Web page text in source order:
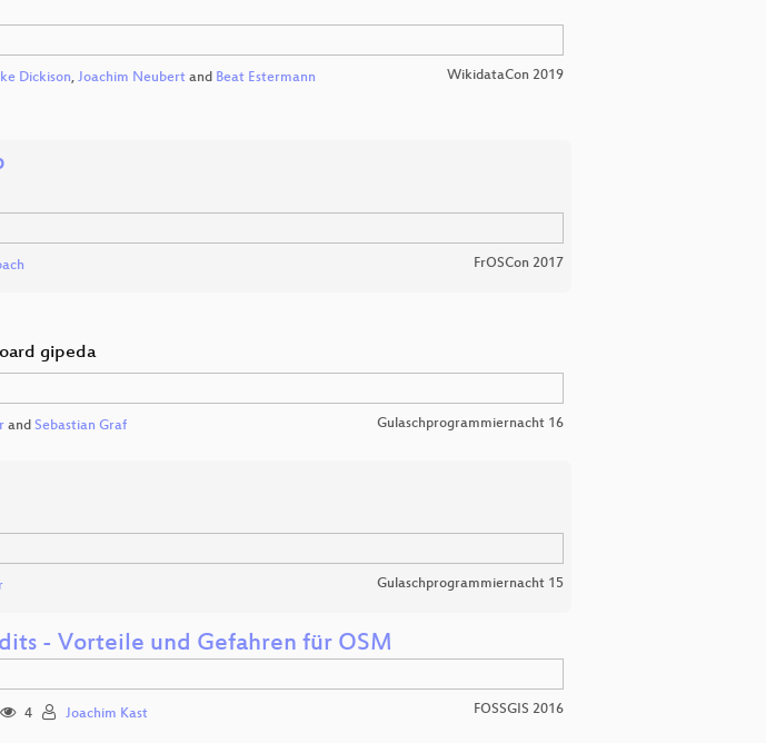
Dickison, Joachim Neubert and Beat Estermann WikidataCon 2019
FrOSCon 2017
gipeda
and Sebastian Graf Gulaschprogrammiernacht 16
Gulaschprogrammiernacht 15
- Vorteile und Gefahren für OSM
4 Joachim Kast FOSSGIS 2016